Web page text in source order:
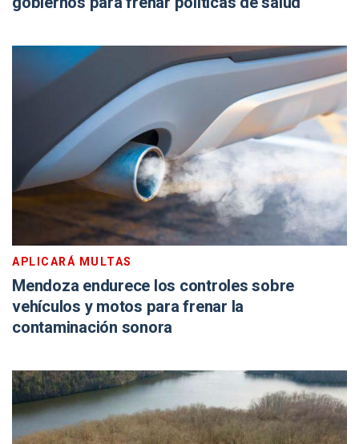
APLICARÁ MULTAS
Mendoza endurece los controles sobre
vehículos y motos para frenar la
contaminación sonora